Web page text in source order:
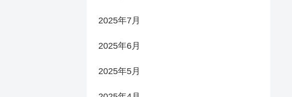
2025年7月
2025年6月
2025年5月